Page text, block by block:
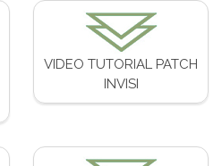
VIDEO TUTORIAL PATCH
INVISI